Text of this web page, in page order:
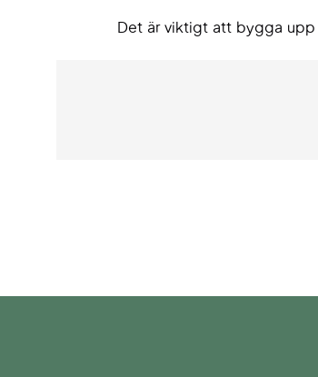
Det är viktigt att bygga